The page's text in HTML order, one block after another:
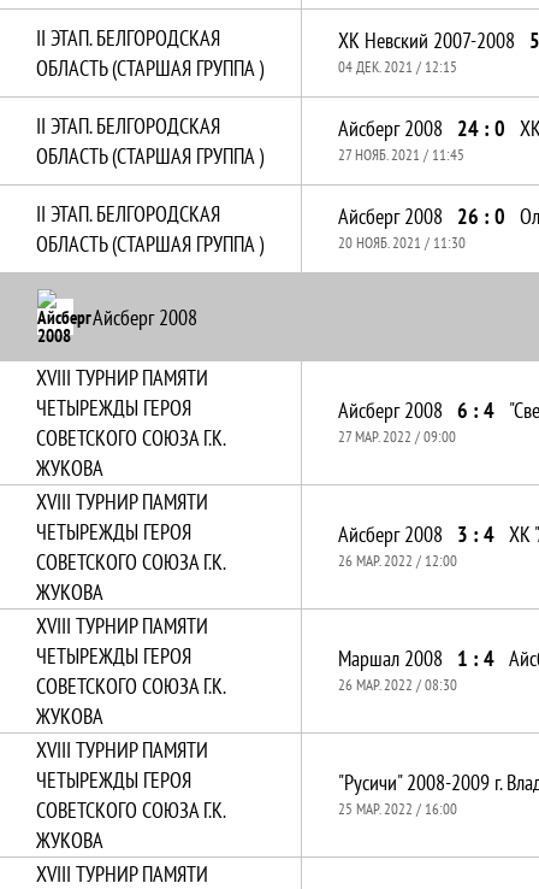
II ЭТАП. БЕЛГОРОДСКАЯ
ОБЛАСТЬ (СТАРШАЯ ГРУППА )
ХК Невский 2007-2008
04 ДЕК. 2021 / 12:15
II ЭТАП. БЕЛГОРОДСКАЯ
ОБЛАСТЬ (СТАРШАЯ ГРУППА )
Айсберг 2008 24 : 0
27 НОЯБ. 2021 / 11:45
II ЭТАП. БЕЛГОРОДСКАЯ
ОБЛАСТЬ (СТАРШАЯ ГРУППА )
Айсберг 2008 26 : 0
20 НОЯБ. 2021 / 11:30
Айсберг 2008
XVIII ТУРНИР ПАМЯТИ
ЧЕТЫРЕЖДЫ ГЕРОЯ
СОВЕТСКОГО СОЮЗА Г.К.
ЖУКОВА
Айсберг 2008 6 : 4
27 МАР. 2022 / 09:00
XVIII ТУРНИР ПАМЯТИ
ЧЕТЫРЕЖДЫ ГЕРОЯ
СОВЕТСКОГО СОЮЗА Г.К.
ЖУКОВА
Айсберг 2008 3 : 4 ХК
26 МАР. 2022 / 12:00
XVIII ТУРНИР ПАМЯТИ
ЧЕТЫРЕЖДЫ ГЕРОЯ
СОВЕТСКОГО СОЮЗА Г.К.
ЖУКОВА
Маршал 2008 1 : 4
26 МАР. 2022 / 08:30
XVIII ТУРНИР ПАМЯТИ
ЧЕТЫРЕЖДЫ ГЕРОЯ
СОВЕТСКОГО СОЮЗА Г.К.
ЖУКОВА
25 МАР. 2022 / 16:00
XVIII ТУРНИР ПАМЯТИ